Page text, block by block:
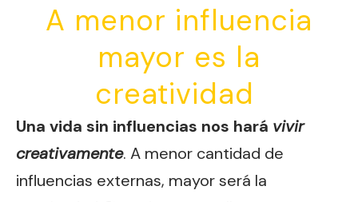
A menor influencia
mayor es la
creatividad
Una vida sin influencias nos hará vivir
creativamente. A menor cantidad de
influencias externas, mayor será la